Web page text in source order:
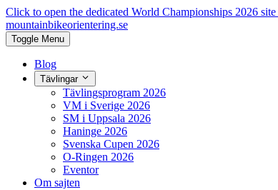
Click to open the dedicated World Championships 2026 site
mountainbikeorientering.se
Toggle Menu
Blog
Tävlingar
Tävlingsprogram 2026
VM i Sverige 2026
SM i Uppsala 2026
Haninge 2026
Svenska Cupen 2026
O-Ringen 2026
Eventor
Om sajten